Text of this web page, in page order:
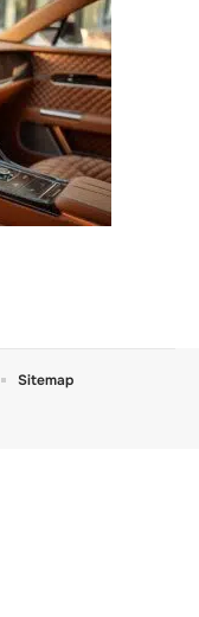
Sitemap